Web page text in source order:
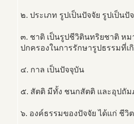
๒. ประเภท รูปเป็นปัจจัย รูปเป็นปั
๓. ชาติ เป็นรูปชีวิตินทริยชาติ ห
ปกครองในการรักษารูปธรรมที่เ
๔. กาล เป็นปัจจุบัน
๕. สัตติ มีทั้ง ชนกสัตติ และอุปถั
๖. องค์ธรรมของปัจจัย ได้แก่ ชี